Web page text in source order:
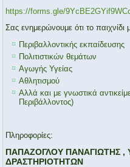
https://forms.gle/
Σας ενημερώνουμε ότι το παιχνίδι
Περιβαλλοντικής εκπαίδευσης
Πολιτιστικών θεμάτων
Αγωγής Υγείας
Αθλητισμού
Αλλά και με γνωστικά
Περιβάλλοντος)
Πληροφορίες:
ΠΑΠΑΖΟΓΛΟΥ ΠΑΝΑΓΙΩΤΗΣ ,
ΔΡΑΣΤΗΡΙΟΤΗΤΩΝ